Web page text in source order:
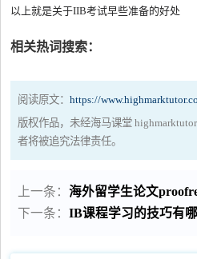
以上就是关于IIB考试早些准备的好处
相关热词搜索：
阅读原文：https://
版权作品，未经海马课堂
者将被追究法律责任。
上一条：海外留学生论文
下一条：IB课程学习的技巧有